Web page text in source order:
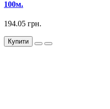
100м.
194.05 грн.
Купити